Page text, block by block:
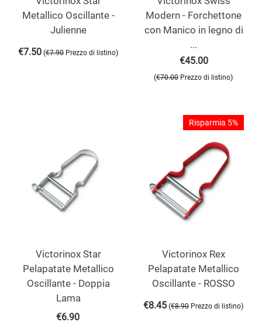
Metallico Oscillante -
Julienne
€7.50 (€7.90 Prezzo di listino)
Modern - Forchettone
con Manico in legno di
...
€45.00
(€70.00 Prezzo di listino)
Victorinox Star
Pelapatate Metallico
Oscillante - Doppia
Lama
€6.90
Risparmia 5%
Victorinox Rex
Pelapatate Metallico
Oscillante - ROSSO
€8.45 (€8.90 Prezzo di listino)